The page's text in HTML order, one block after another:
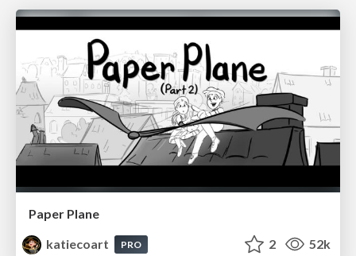
Paper Plane
katiecoart
PRO 2 52k